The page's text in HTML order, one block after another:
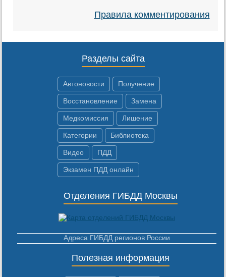
Правила комментирования
Разделы сайта
Автоновости Получение
Восстановление Замена
Медкомиссия Лишение
Категории Библиотека
Видео ПДД
Экзамен ПДД онлайн
Отделения ГИБДД Москвы
Адреса ГИБДД регионов России
Полезная информация